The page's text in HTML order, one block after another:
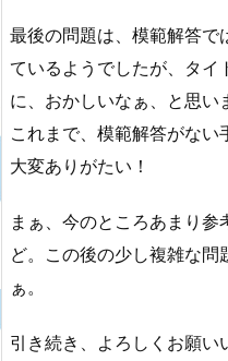
最後の問題は、模範解答で
ているようでしたが、タ
に、おかしいなぁ、と思い
これまで、模範解答がない
大変ありがたい！
まぁ、今のところあまり
ど。この後の少し複雑な
ぁ。
引き続き、よろしくお願い